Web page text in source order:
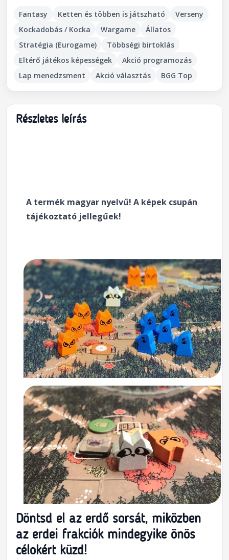
Fantasy Ketten és többen is játszható
Verseny
Kockadobás / Kocka
Wargame
Állatos
Stratégia (Eurogame)
Többségi birtoklás
Eltérő játékos képességek
Akció programozás
Lap menedzsment
Akció választás BGG Top
Részletes leírás
Döntsd el az erdő sorsát, miközben
az erdei frakciók mindegyike önös
célokért küzd!